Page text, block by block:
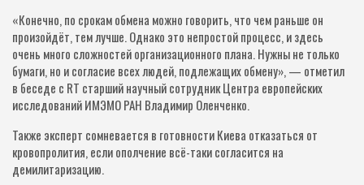
«Конечно, по срокам обмена можно говорить, что чем раньше он
произойдёт, тем лучше. Однако это непростой процесс, и здесь
очень много сложностей организационного плана. Нужны не только
бумаги, но и согласие всех людей, подлежащих обмену», — отметил
в беседе с RT старший научный сотрудник Центра европейских
исследований ИМЭМО РАН Владимир Оленченко.
Также эксперт сомневается в готовности Киева отказаться от
кровопролития, если ополчение всё-таки согласится на
демилитаризацию.